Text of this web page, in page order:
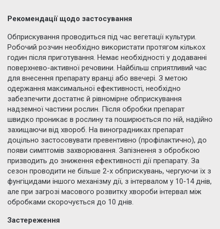
Рекомендації щодо застосування
Обприскування проводиться під час вегетації культури.
Робочий розчин необхідно використати протягом кількох
годин після приготування. Немає необхідності у додаванні
поверхнево-активної речовини. Найбільш сприятливий час
для внесення препарату вранці або ввечері. З метою
одержання максимальної ефективності, необхідно
забезпечити достатнє й рівномірне обприскування
надземної частини рослин. Після обробки препарат
швидко проникає в рослину та поширюється по ній, надійно
захищаючи від хвороб. На виноградниках препарат
доцільно застосовувати превентивно (профілактично), до
появи симптомів захворювання. Запізнення з обробкою
призводить до зниження ефективності дії препарату. За
сезон проводити не більше 2-х обприскувань, чергуючи їх з
фунгіцидами іншого механізму дії, з інтервалом у 10-14 днів,
але при загрозі масового розвитку хвороби інтервал між
обробками скорочується до 10 днів.
Застереження